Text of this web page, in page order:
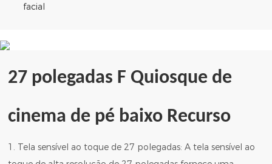
facial
27 polegadas F Quiosque de
cinema de pé baixo Recurso
1. Tela sensível ao toque de 27 polegadas: A tela sensível ao